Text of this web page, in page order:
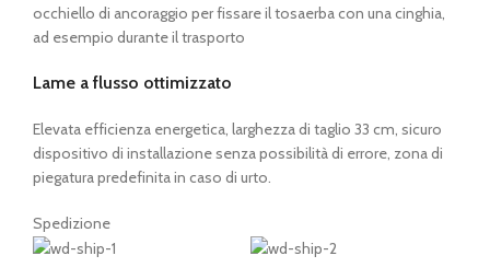
occhiello di ancoraggio per fissare il tosaerba con una cinghia,
ad esempio durante il trasporto
Lame a flusso ottimizzato
Elevata efficienza energetica, larghezza di taglio 33 cm, sicuro
dispositivo di installazione senza possibilità di errore, zona di
piegatura predefinita in caso di urto.
Spedizione